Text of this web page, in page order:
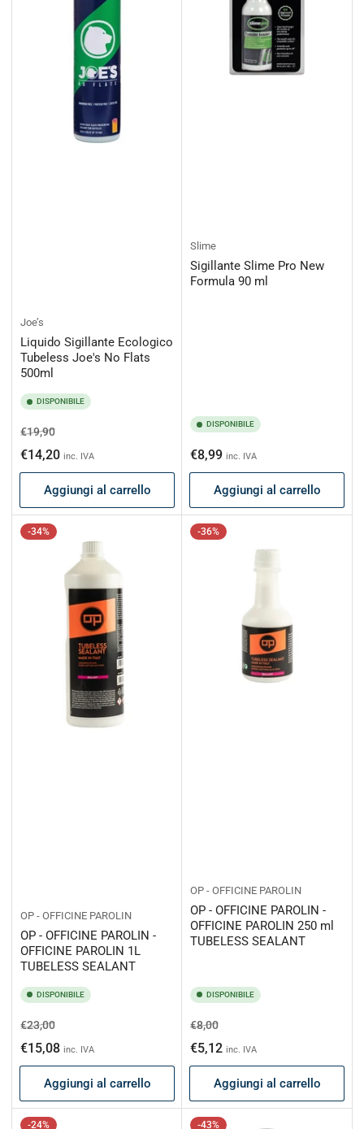
Joe’s
Liquido Sigillante Ecologico
Tubeless Joe's No Flats
500ml
DISPONIBILE
Prezzo
di
listino
€19,90Prezzo
scontato
€14,20 inc. IVA
Aggiungi al carrello
Slime
Sigillante Slime Pro New
Formula 90 ml
DISPONIBILE
Prezzo
di
listino
€8,99 inc. IVA
Aggiungi al carrello
-34%
OP - OFFICINE PAROLIN
OP - OFFICINE PAROLIN -
OFFICINE PAROLIN 1L
TUBELESS SEALANT
DISPONIBILE
Prezzo
di
listino
€23,00Prezzo
scontato
€15,08 inc. IVA
Aggiungi al carrello
-36%
OP - OFFICINE PAROLIN
OP - OFFICINE PAROLIN -
OFFICINE PAROLIN 250 ml
TUBELESS SEALANT
DISPONIBILE
Prezzo
di
listino
€8,00Prezzo
scontato
€5,12 inc. IVA
Aggiungi al carrello
-24% -43%